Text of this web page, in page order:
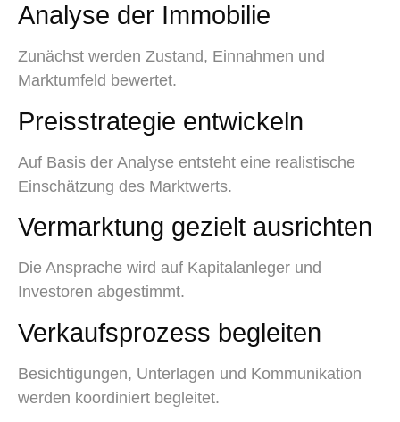
Analyse der Immobilie
Zunächst werden Zustand, Einnahmen und
Marktumfeld bewertet.
Preisstrategie entwickeln
Auf Basis der Analyse entsteht eine realistische
Einschätzung des Marktwerts.
Vermarktung gezielt ausrichten
Die Ansprache wird auf Kapitalanleger und
Investoren abgestimmt.
Verkaufsprozess begleiten
Besichtigungen, Unterlagen und Kommunikation
werden koordiniert begleitet.